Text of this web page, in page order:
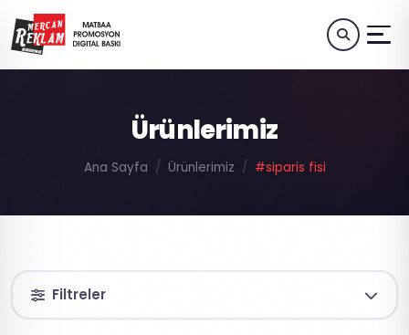
Ürünlerimiz
Ana Sayfa Ürünlerimiz #siparis fisi
Filtreler